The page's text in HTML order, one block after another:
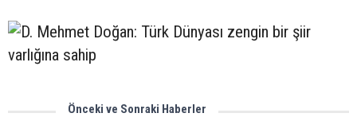
Önceki ve Sonraki Haberler